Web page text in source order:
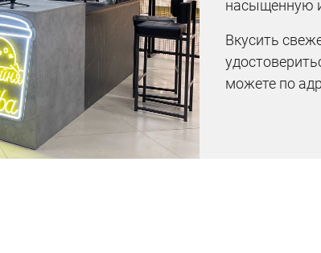
насыщенную
Вкусить
можете по